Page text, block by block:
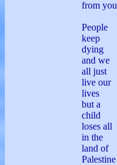
from you
People
keep
dying
and we
all just
live our
lives
but a
child
loses all
in the
land of
Palestine